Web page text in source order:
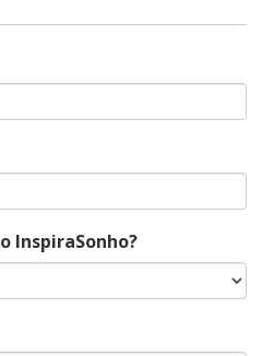
InspiraSonho?